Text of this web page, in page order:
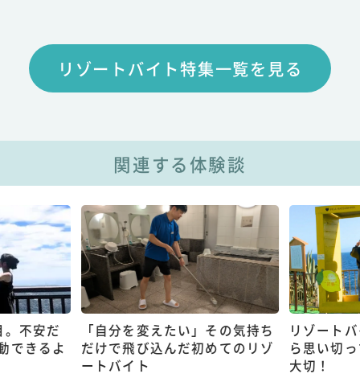
リゾートバイト特集一覧を見る
関連する体験談
不安だ
できるよ
「自分を変えたい」その気持ち
だけで飛び込んだ初めてのリゾ
ートバイト
リゾート
ら思い切
大切！